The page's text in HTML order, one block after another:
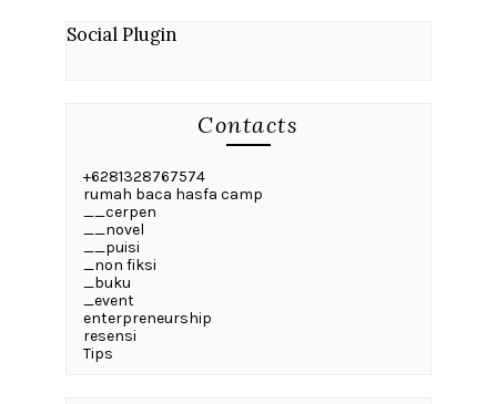
Social Plugin
Contacts
+6281328767574
rumah baca hasfa camp
__cerpen
__novel
__puisi
_non fiksi
_buku
_event
enterpreneurship
resensi
Tips